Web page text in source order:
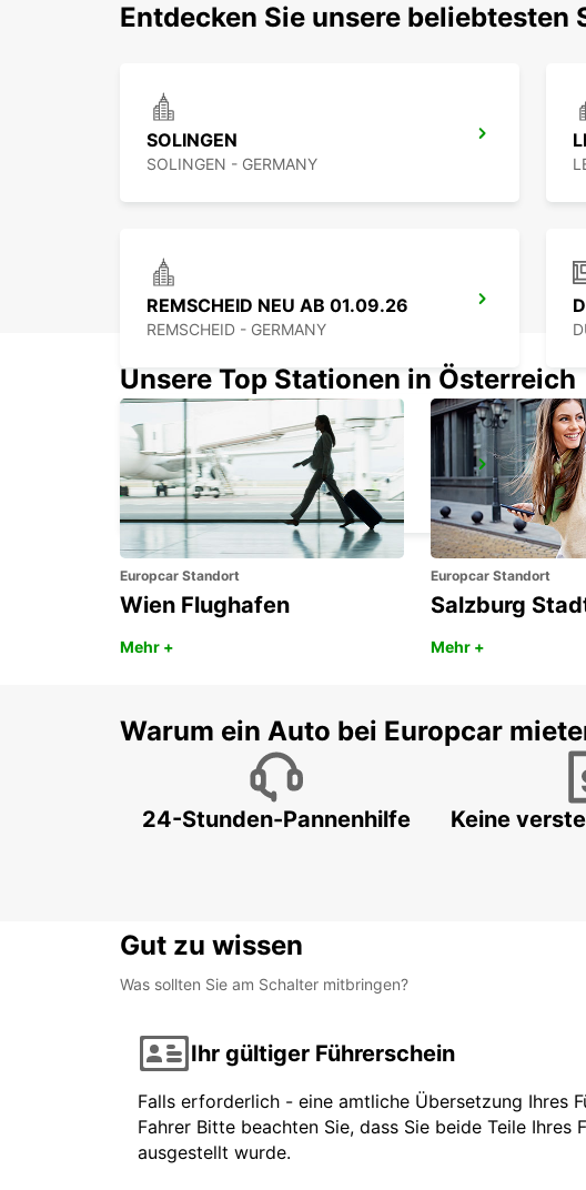
Entdecken Sie unsere
SOLINGEN
SOLINGEN - GERMANY
REMSCHEID NEU AB 01.09.26
REMSCHEID - GERMANY
KÖLN BILDERSTÖCKCHEN
KOELN - GERMANY
Unsere Top Stationen in Österreich
Europcar Standort
Wien Flughafen
Mehr +
Europcar Standort
Salzburg
Mehr +
Warum ein Auto bei Europcar
24-Stunden-Pannenhilfe Keine
Gut zu wissen
Was sollten Sie am Schalter mitbringen?
Ihr gültiger Führerschein
Falls erforderlich - eine amtliche Übersetzung Ihres
Fahrer Bitte beachten Sie, dass Sie beide Teile
ausgestellt wurde.